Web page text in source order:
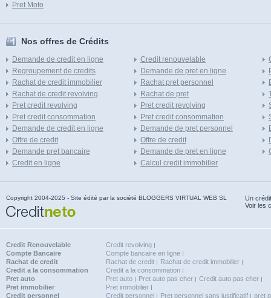
Pret Moto
Nos offres de Crédits
Demande de credit en ligne
Regroupement de credits
Rachat de credit immobilier
Rachat de credit revolving
Pret credit revolving
Pret credit consommation
Demande de credit en ligne
Offre de credit
Demande pret bancaire
Credit en ligne
Credit renouvelable
Demande de pret en ligne
Rachat pret personnel
Rachat de pret
Pret credit revolving
Pret credit consommation
Demande de pret personnel
Offre de credit
Demande de pret en ligne
Calcul credit immobilier
Copyright 2004-2025 - Site édité par la société BLOGGERS VIRTUAL WEB SL
Un
Voir les
Credit Renouvelable
Credit revolving
Compte Bancaire
Compte bancaire en ligne
Rachat de credit
Rachat de credit
Rachat de credit immobilier
Credit a la consommation
Credit a la consommation
Pret auto
Pret auto Pret auto pas cher
Credit auto pas cher
Pret immobilier
Pret immobilier
Credit personnel
Credit personnel Pret personnel sans justificatif pret